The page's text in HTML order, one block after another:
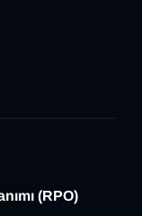
(RPO)